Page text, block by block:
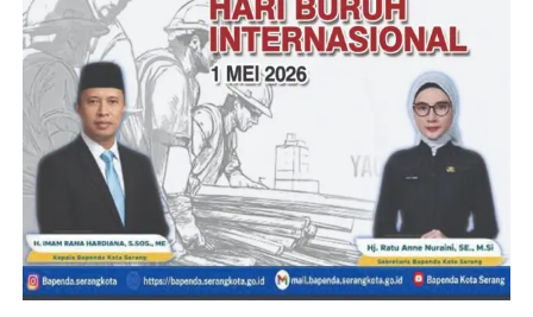
(YEN/RG)
Post Views: